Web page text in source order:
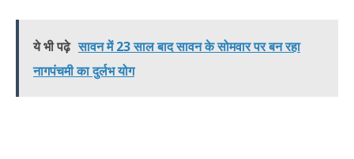
ये भी पढ़े सावन में 23 साल बाद सावन के सोमवार पर बन रहा
नागपंचमी का दुर्लभ योग